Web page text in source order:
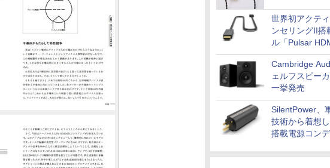
世界初アクテ
ンセリングII搭
ル「Pulsar
SilentPowerか
Cambridge
ェルフスピー
一挙発売
SilentPower、
技術から着想
搭載電源コン